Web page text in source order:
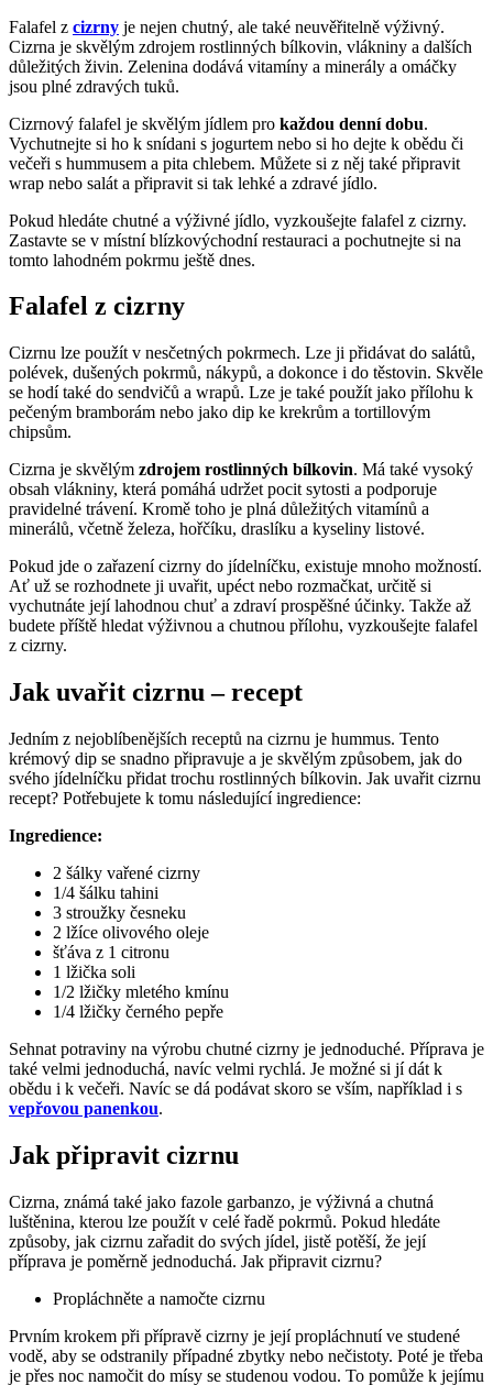
Falafel z cizrny je nejen chutný, ale také neuvěřitelně výživný.
Cizrna je skvělým zdrojem rostlinných bílkovin, vlákniny a dalších
důležitých živin. Zelenina dodává vitamíny a minerály a omáčky
jsou plné zdravých tuků.
Cizrnový falafel je skvělým jídlem pro každou denní dobu.
Vychutnejte si ho k snídani s jogurtem nebo si ho dejte k obědu či
večeři s hummusem a pita chlebem. Můžete si z něj také připravit
wrap nebo salát a připravit si tak lehké a zdravé jídlo.
Pokud hledáte chutné a výživné jídlo, vyzkoušejte falafel z cizrny.
Zastavte se v místní blízkovýchodní restauraci a pochutnejte si na
tomto lahodném pokrmu ještě dnes.
Falafel z cizrny
Cizrnu lze použít v nesčetných pokrmech. Lze ji přidávat do salátů,
polévek, dušených pokrmů, nákypů, a dokonce i do těstovin. Skvěle
se hodí také do sendvičů a wrapů. Lze je také použít jako přílohu k
pečeným bramborám nebo jako dip ke krekrům a tortillovým
chipsům.
Cizrna je skvělým zdrojem rostlinných bílkovin. Má také vysoký
obsah vlákniny, která pomáhá udržet pocit sytosti a podporuje
pravidelné trávení. Kromě toho je plná důležitých vitamínů a
minerálů, včetně železa, hořčíku, draslíku a kyseliny listové.
Pokud jde o zařazení cizrny do jídelníčku, existuje mnoho možností.
Ať už se rozhodnete ji uvařit, upéct nebo rozmačkat, určitě si
vychutnáte její lahodnou chuť a zdraví prospěšné účinky. Takže až
budete příště hledat výživnou a chutnou přílohu, vyzkoušejte falafel
z cizrny.
Jak uvařit cizrnu – recept
Jedním z nejoblíbenějších receptů na cizrnu je hummus. Tento
krémový dip se snadno připravuje a je skvělým způsobem, jak do
svého jídelníčku přidat trochu rostlinných bílkovin. Jak uvařit cizrnu
recept? Potřebujete k tomu následující ingredience:
Ingredience:
2 šálky vařené cizrny
1/4 šálku tahini
3 stroužky česneku
2 lžíce olivového oleje
šťáva z 1 citronu
1 lžička soli
1/2 lžičky mletého kmínu
1/4 lžičky černého pepře
Sehnat potraviny na výrobu chutné cizrny je jednoduché. Příprava je
také velmi jednoduchá, navíc velmi rychlá. Je možné si jí dát k
obědu i k večeři. Navíc se dá podávat skoro se vším, například i s
vepřovou panenkou.
Jak připravit cizrnu
Cizrna, známá také jako fazole garbanzo, je výživná a chutná
luštěnina, kterou lze použít v celé řadě pokrmů. Pokud hledáte
způsoby, jak cizrnu zařadit do svých jídel, jistě potěší, že její
příprava je poměrně jednoduchá. Jak připravit cizrnu?
Propláchněte a namočte cizrnu
Prvním krokem při přípravě cizrny je její propláchnutí ve studené
vodě, aby se odstranily případné zbytky nebo nečistoty. Poté je třeba
je přes noc namočit do mísy se studenou vodou. To pomůže k jejímu